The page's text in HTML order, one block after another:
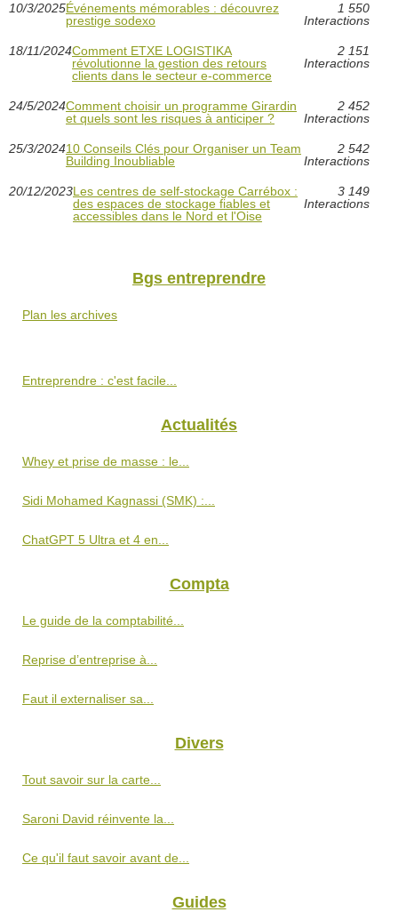
10/3/2025Événements mémorables : découvrez
prestige sodexo
1 550
Interactions
18/11/2024Comment ETXE LOGISTIKA
révolutionne la gestion des retours
clients dans le secteur e-commerce
2 151
Interactions
24/5/2024Comment choisir un programme Girardin
et quels sont les risques à anticiper ?
2 452
Interactions
25/3/202410 Conseils Clés pour Organiser un Team
Building Inoubliable
2 542
Interactions
20/12/2023Les centres de self-stockage Carrébox :
des espaces de stockage fiables et
accessibles dans le Nord et l'Oise
3 149
Interactions
Bgs entreprendre
Plan les archives
Entreprendre : c'est facile...
Actualités
Whey et prise de masse : le...
Sidi Mohamed Kagnassi (SMK) :...
ChatGPT 5 Ultra et 4 en...
Compta
Le guide de la comptabilité...
Reprise d’entreprise à...
Faut il externaliser sa...
Divers
Tout savoir sur la carte...
Saroni David réinvente la...
Ce qu'il faut savoir avant de...
Guides